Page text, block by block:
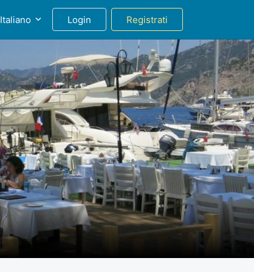
Italiano Login Registrati